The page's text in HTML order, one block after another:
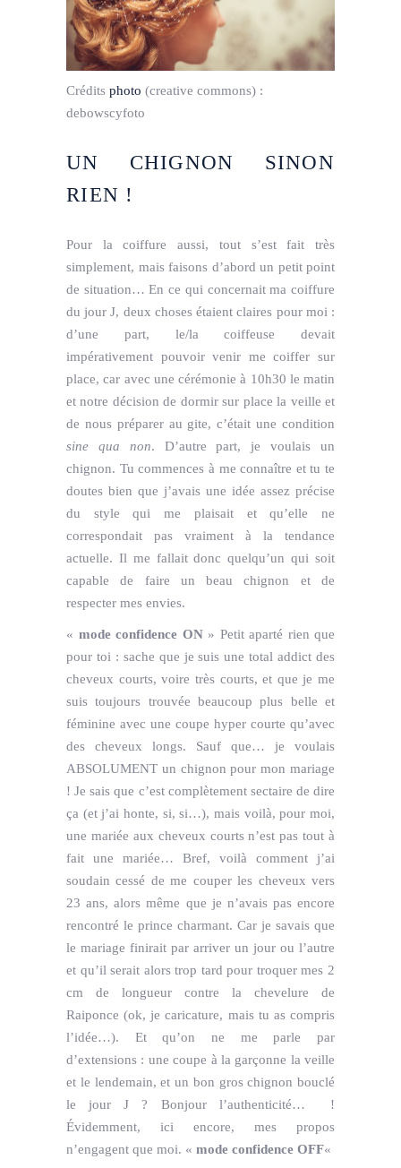
Crédits photo (creative commons) :
debowscyfoto
UN CHIGNON SINON
RIEN !
Pour la coiffure aussi, tout s’est fait très
simplement, mais faisons d’abord un petit point
de situation… En ce qui concernait ma coiffure
du jour J, deux choses étaient claires pour moi :
d’une part, le/la coiffeuse devait
impérativement pouvoir venir me coiffer sur
place, car avec une cérémonie à 10h30 le matin
et notre décision de dormir sur place la veille et
de nous préparer au gite, c’était une condition
sine qua non. D’autre part, je voulais un
chignon. Tu commences à me connaître et tu te
doutes bien que j’avais une idée assez précise
du style qui me plaisait et qu’elle ne
correspondait pas vraiment à la tendance
actuelle. Il me fallait donc quelqu’un qui soit
capable de faire un beau chignon et de
respecter mes envies.
« mode confidence ON» Petit aparté rien que
pour toi : sache que je suis une total addict des
cheveux courts, voire très courts, et que je me
suis toujours trouvée beaucoup plus belle et
féminine avec une coupe hyper courte qu’avec
des cheveux longs. Sauf que… je voulais
ABSOLUMENT un chignon pour mon mariage
! Je sais que c’est complètement sectaire de dire
ça (et j’ai honte, si, si…), mais voilà, pour moi,
une mariée aux cheveux courts n’est pas tout à
fait une mariée… Bref, voilà comment j’ai
soudain cessé de me couper les cheveux vers
23 ans, alors même que je n’avais pas encore
rencontré le prince charmant. Car je savais que
le mariage finirait par arriver un jour ou l’autre
et qu’il serait alors trop tard pour troquer mes 2
cm de longueur contre la chevelure de
Raiponce (ok, je caricature, mais tu as compris
l’idée…). Et qu’on ne me parle par
d’extensions : une coupe à la garçonne la veille
et le lendemain, et un bon gros chignon bouclé
le jour J ? Bonjour l’authenticité… !
Évidemment, ici encore, mes propos
n’engagent que moi. « mode confidence OFF«